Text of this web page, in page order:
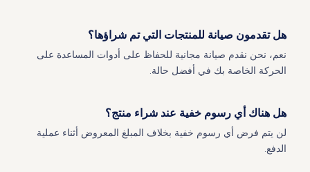
هل تقدمون صيانة للمنتجات التي تم شراؤها؟
نعم، نحن نقدم صيانة مجانية للحفاظ على أدوات المساعدة على
الحركة الخاصة بك في أفضل حالة.
هل هناك أي رسوم خفية عند شراء منتج؟
لن يتم فرض أي رسوم خفية بخلاف المبلغ المعروض أثناء عملية
الدفع.